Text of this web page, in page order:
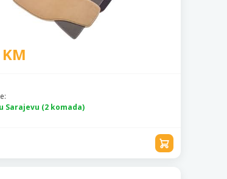
Sarajevu (2 komada)